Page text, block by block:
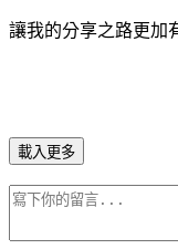
讓我的分享之路更加
載入更多